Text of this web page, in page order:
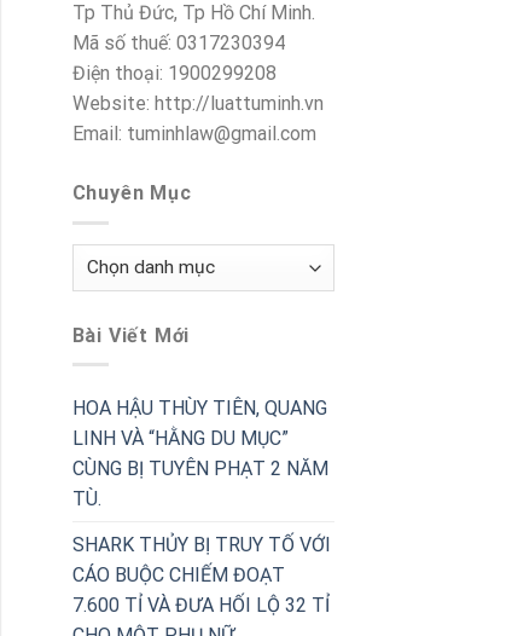
Tp Thủ Đức, Tp Hồ Chí Minh.
Mã số thuế: 0317230394
Điện thoại: 1900299208
Website: http://luattuminh.vn
Email: tuminhlaw@gmail.com
Chuyên Mục
Chuyên
Bài Viết Mới
HOA HẬU THÙY TIÊN, QUANG
LINH VÀ “HẰNG DU MỤC”
CÙNG BỊ TUYÊN PHẠT 2 NĂM
TÙ.
SHARK THỦY BỊ TRUY TỐ VỚI
CÁO BUỘC CHIẾM ĐOẠT
7.600 TỈ VÀ ĐƯA HỐI LỘ 32 TỈ